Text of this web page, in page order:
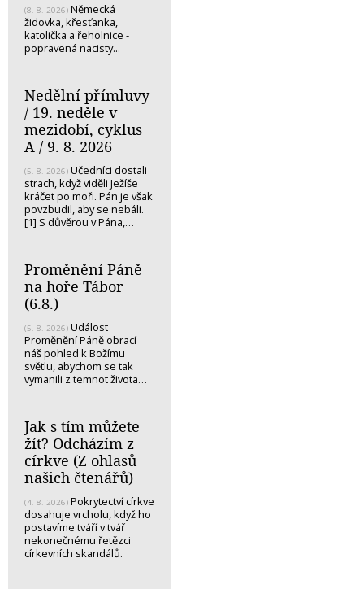
(8. 8. 2026) Německá
židovka, křesťanka,
katolička a řeholnice -
popravená nacisty...
Nedělní přímluvy
/ 19. neděle v
mezidobí, cyklus
A / 9. 8. 2026
(5. 8. 2026) Učedníci dostali
strach, když viděli Ježíše
kráčet po moři. Pán je však
povzbudil, aby se nebáli.
[1] S důvěrou v Pána,…
Proměnění Páně
na hoře Tábor
(6.8.)
(5. 8. 2026) Událost
Proměnění Páně obrací
náš pohled k Božímu
světlu, abychom se tak
vymanili z temnot života…
Jak s tím můžete
žít? Odcházím z
církve (Z ohlasů
našich čtenářů)
(4. 8. 2026) Pokrytectví církve
dosahuje vrcholu, když ho
postavíme tváří v tvář
nekonečnému řetězci
církevních skandálů.